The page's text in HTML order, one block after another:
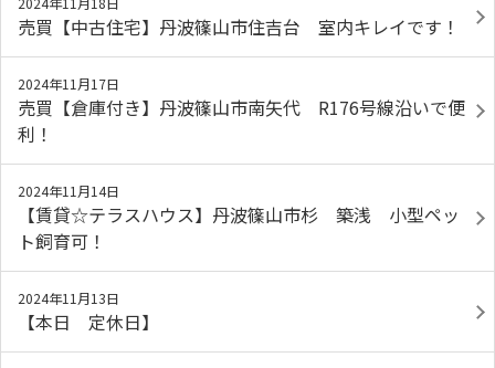
売買【中古住宅】丹波篠山市住吉台 室内キレイです！
2024年11月17日
売買【倉庫付き】丹波篠山市南矢代 R176号線沿いで便
利！
2024年11月14日
【賃貸☆テラスハウス】丹波篠山市杉 築浅 小型ペッ
ト飼育可！
2024年11月13日
【本日 定休日】